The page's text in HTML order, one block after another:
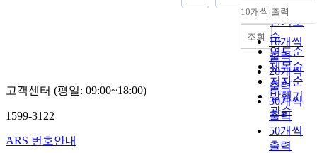
순
인기도
순
연도순
제목순
저자순
발행기
관순
내림차순
10개씩 출력
10개씩
출력
20개씩
출력
30개씩
출력
50개씩
출력
조회
고객센터 (평일: 09:00~18:00)
1599-3122
ARS 번호안내